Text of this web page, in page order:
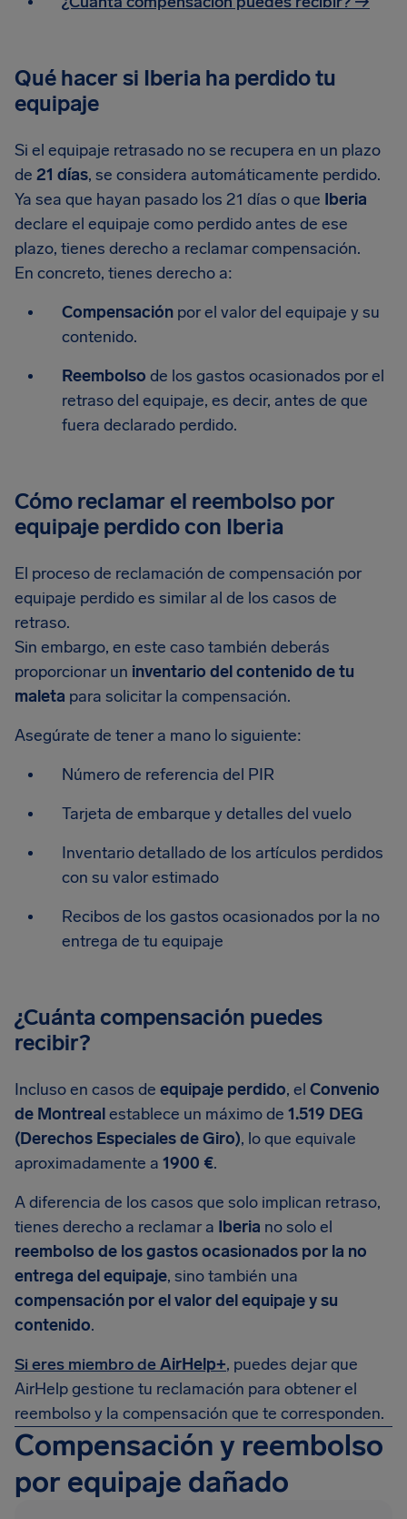
Qué hacer si Iberia ha perdido tu
equipaje
Si el equipaje retrasado no se recupera en un plazo
de 21 días, se considera automáticamente perdido.
Ya sea que hayan pasado los 21 días o que Iberia
declare el equipaje como perdido antes de ese
plazo, tienes derecho a reclamar compensación.
En concreto, tienes derecho a:
Compensación por el valor del equipaje y su
contenido.
Reembolso de los gastos ocasionados por el
retraso del equipaje, es decir, antes de que
fuera declarado perdido.
Cómo reclamar el reembolso por
equipaje perdido con Iberia
El proceso de reclamación de compensación por
equipaje perdido es similar al de los casos de
retraso.
Sin embargo, en este caso también deberás
proporcionar un inventario del contenido de tu
maleta para solicitar la compensación.
Asegúrate de tener a mano lo siguiente:
Número de referencia del PIR
Tarjeta de embarque y detalles del vuelo
Inventario detallado de los artículos perdidos
con su valor estimado
Recibos de los gastos ocasionados por la no
entrega de tu equipaje
¿Cuánta compensación puedes
recibir?
Incluso en casos de equipaje perdido, el Convenio
de Montrealestablece un máximo de 1.519 DEG
(Derechos Especiales de Giro), lo que equivale
aproximadamente a 1900 €.
A diferencia de los casos que solo implican retraso,
tienes derecho a reclamar a Iberia no solo el
reembolso de los gastos ocasionados por la no
entrega del equipaje, sino también una
compensación por el valor del equipaje y su
contenido.
Si eres miembro deAirHelp+, puedes dejar que
AirHelp gestione tu reclamación para obtener el
reembolso y la compensación que te corresponden.
Compensación y reembolso
por equipaje dañado